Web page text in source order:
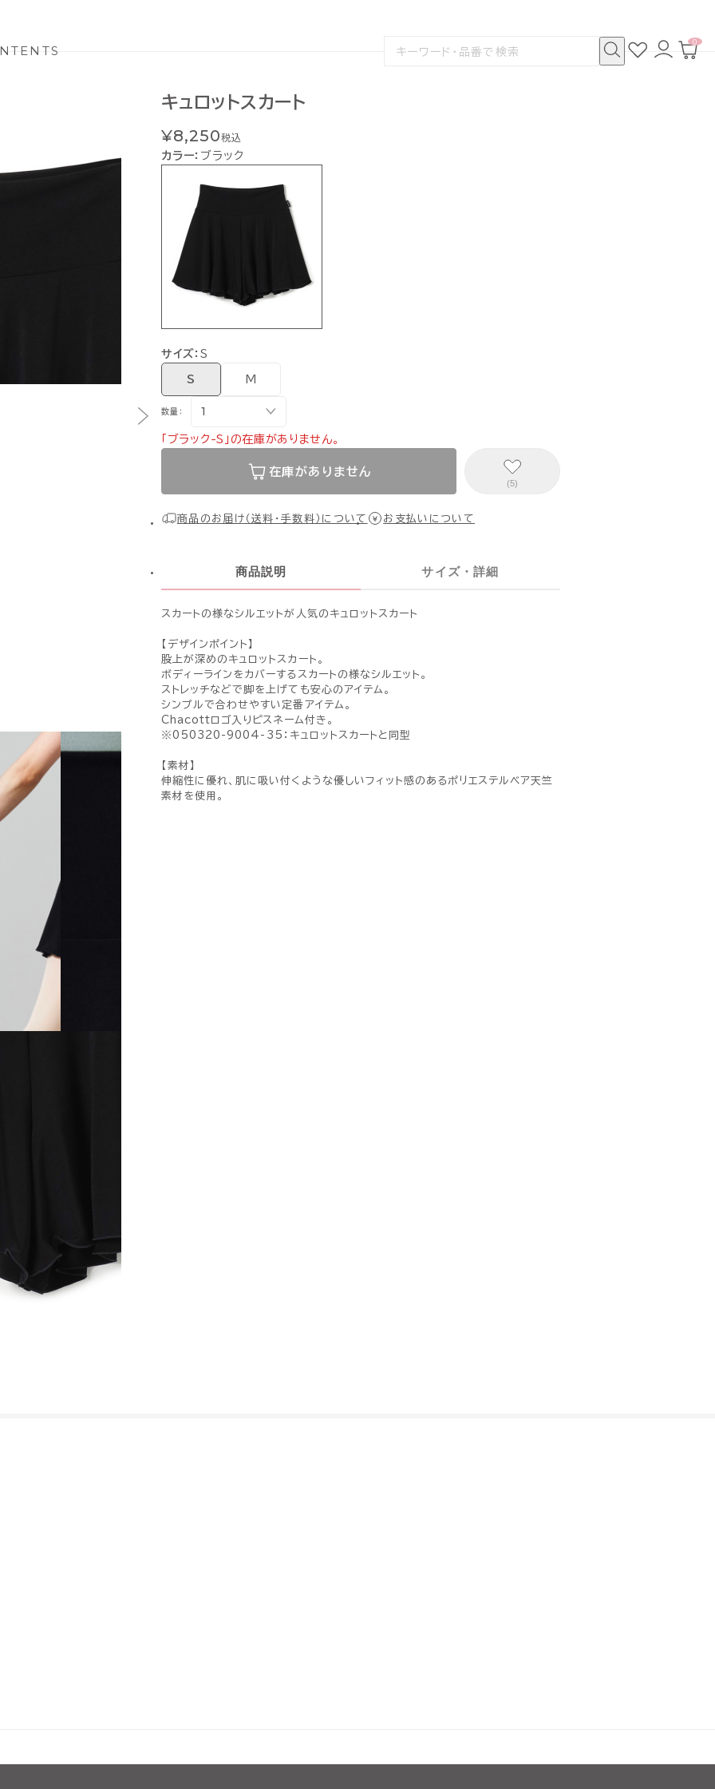
検
お
気
ロ
グ
カ
0
キュロットスカート
¥8,250税込
カラー： ブラック
サイズ：S
S M
数量：
「ブラック-S」の在庫がありません。
在庫がありません
(5)
商品のお届け（送料・手数料）について お支払いについて
商品説明 サイズ・詳細
スカートの様なシルエットが人気のキュロットスカート
【デザインポイント】
股上が深めのキュロットスカート。
ボディーラインをカバーするスカートの様なシルエット。
ストレッチなどで脚を上げても安心のアイテム。
シンプルで合わせやすい定番アイテム。
Chacottロゴ入りピスネーム付き。
※050320-9004-35：キュロットスカートと同型
【素材】
伸縮性に優れ、肌に吸い付くような優しいフィット感のあるポリエステルベア天竺
素材を使用。